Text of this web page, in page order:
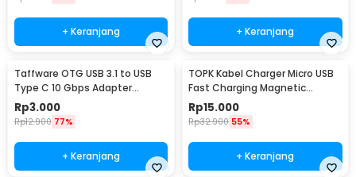
+ Keranjang + Keranjang
Taffware OTG USB 3.1 to USB
Type C 10 Gbps Adapter
Converter - A2
Rp3.000
Rp12.900 77%
+ Keranjang
TOPK Kabel Charger Micro USB
Fast Charging Magnetic
Braided 5V 2.4A 1M - CS1711
Rp15.000
Rp32.900 55%
+ Keranjang